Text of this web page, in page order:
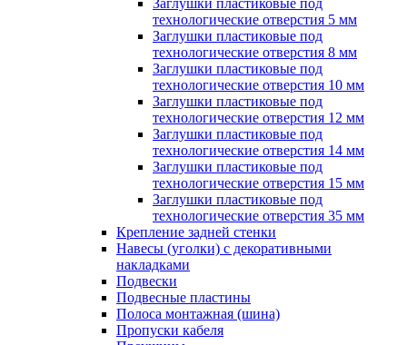
технологические отверстия 5 мм
Заглушки пластиковые под
технологические отверстия 8 мм
Заглушки пластиковые под
технологические отверстия 10 мм
Заглушки пластиковые под
технологические отверстия 12 мм
Заглушки пластиковые под
технологические отверстия 14 мм
Заглушки пластиковые под
технологические отверстия 15 мм
Заглушки пластиковые под
технологические отверстия 35 мм
Крепление задней стенки
Навесы (уголки) с декоративными
накладками
Подвески
Подвесные пластины
Полоса монтажная (шина)
Пропуски кабеля